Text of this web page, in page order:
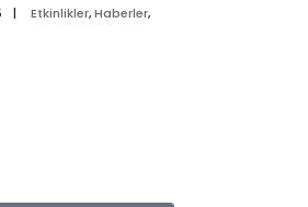
| Etkinlikler,Haberler,